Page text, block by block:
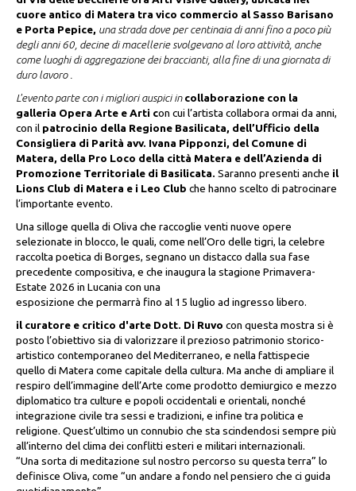
cuore antico di Matera tra vico commercio al Sasso Barisano
e Porta Pepice, una strada dove per centinaia di anni fino a poco più
degli anni 60, decine di macellerie svolgevano al loro attività, anche
come luoghi di aggregazione dei braccianti, alla fine di una giornata di
duro lavoro .
L'evento parte con i migliori auspici incollaborazione con la
galleria Opera Arte e Arti con cui l’artista collabora ormai da anni,
con il patrocinio della Regione Basilicata, dell’Ufficio della
Consigliera di Parità avv. Ivana Pipponzi, del Comune di
Matera, della Pro Loco della città Matera e dell’Azienda di
Promozione Territoriale di Basilicata.Saranno presenti anche il
Lions Club di Matera e i Leo Club che hanno scelto di patrocinare
l’importante evento.
Una silloge quella di Oliva che raccoglie venti nuove opere
selezionate in blocco, le quali, come nell’Oro delle tigri, la celebre
raccolta poetica di Borges, segnano un distacco dalla sua fase
precedente compositiva, e che inaugura la stagione Primavera-
Estate 2026 in Lucania con una
esposizione che permarrà fino al 15 luglio ad ingresso libero.
il curatore e critico d'arte Dott. Di Ruvo con questa mostra si è
posto l’obiettivo sia di valorizzare il prezioso patrimonio storico-
artistico contemporaneo del Mediterraneo, e nella fattispecie
quello di Matera come capitale della cultura. Ma anche di ampliare il
respiro dell’immagine dell’Arte come prodotto demiurgico e mezzo
diplomatico tra culture e popoli occidentali e orientali, nonché
integrazione civile tra sessi e tradizioni, e infine tra politica e
religione. Quest’ultimo un connubio che sta scindendosi sempre più
all’interno del clima dei conflitti esteri e militari internazionali.
“Una sorta di meditazione sul nostro percorso su questa terra” lo
definisce Oliva, come “un andare a fondo nel pensiero che ci guida